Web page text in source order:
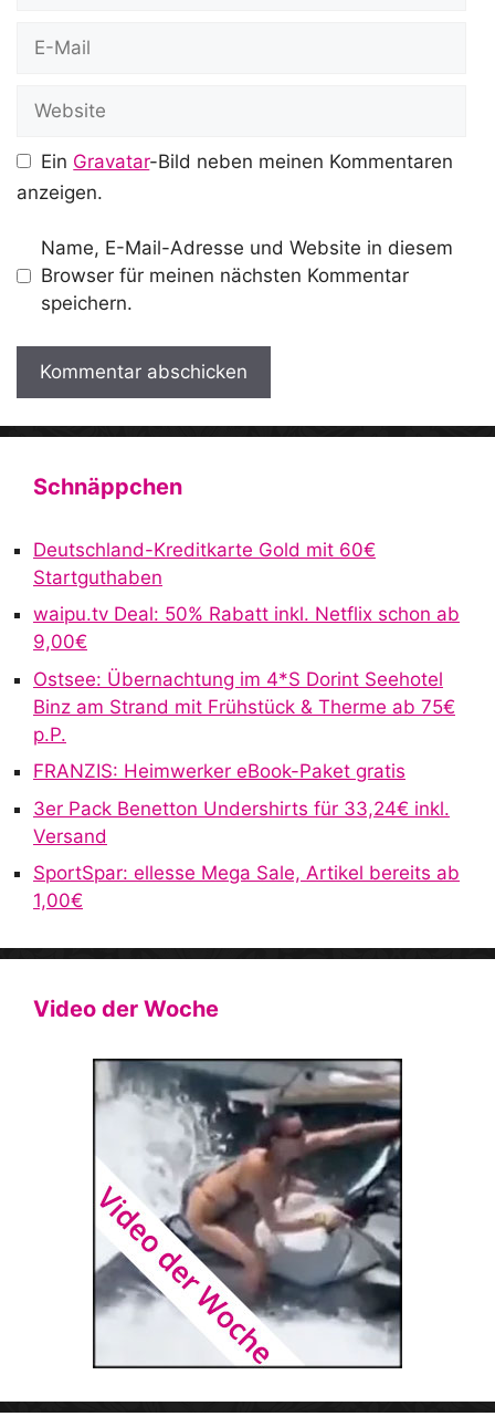
Mail
Ein Gravatar-Bild neben meinen Kommentaren
anzeigen.
Name, E-Mail-Adresse und Website in diesem
Browser für meinen nächsten Kommentar
speichern.
A
n
t
Schnäppchen
Deutschland-Kreditkarte Gold mit 60€
Startguthaben
waipu.tv Deal: 50% Rabatt inkl. Netflix schon ab
9,00€
Ostsee: Übernachtung im 4*S Dorint Seehotel
Binz am Strand mit Frühstück & Therme ab 75€
p.P.
FRANZIS: Heimwerker eBook-Paket gratis
3er Pack Benetton Undershirts für 33,24€ inkl.
Versand
SportSpar: ellesse Mega Sale, Artikel bereits ab
1,00€
Video der Woche